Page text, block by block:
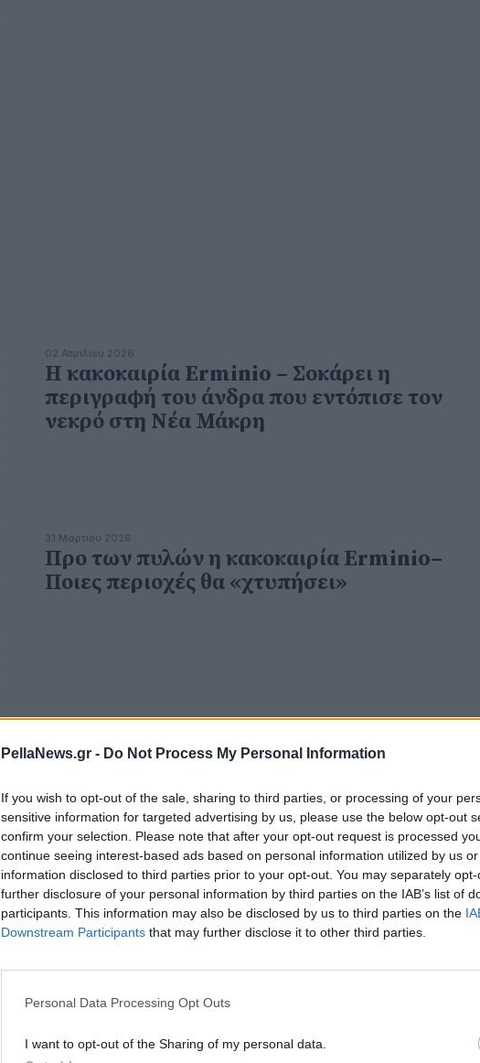
PellaNews.gr - Do Not Process My Personal Information
If you wish to opt-out of the sale, sharing to third parties, or processing of your
sensitive information for targeted advertising by us, please use the below opt-out
confirm your selection. Please note that after your opt-out request is processed
continue seeing interest-based ads based on personal information utilized by us
information disclosed to third parties prior to your opt-out. You may separately
further disclosure of your personal information by third parties on the IAB’s list of
participants. This information may also be disclosed by us to third parties on the
Downstream Participants that may further disclose it to other third parties.
Personal Data Processing Opt Outs
I want to opt-out of the Sharing of my personal data.
02 Απριλίου 2026
Η κακοκαιρία Erminio – Σοκάρει η
περιγραφή του άνδρα που εντόπισε τον
νεκρό στη Νέα Μάκρη
31 Μαρτίου 2026
Προ των πυλών η κακοκαιρία Erminio–
Ποιες περιοχές θα «χτυπήσει»
18 Φεβρουαρίου 2026
Υπερχείλισαν ποτάμια στα Ιωάννινα –
Μεγάλες εκτάσεις γης έχουν καλυφθεί από
νερά
18 Φεβρουαρίου 2026